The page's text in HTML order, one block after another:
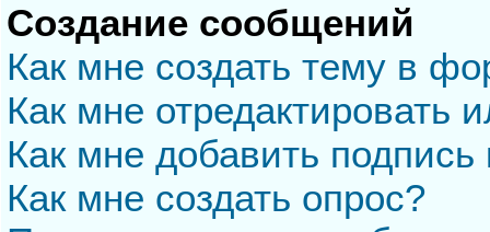
Создание сообщений
Как мне создать тему в
Как мне отредактировать
Как мне добавить
Как мне создать опрос?